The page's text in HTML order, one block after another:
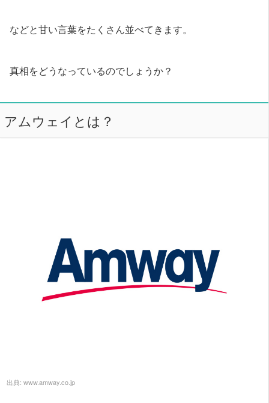
などと甘い言葉をたくさん並べてきます。
真相をどうなっているのでしょうか？
アムウェイとは？
出典: www.amway.co.jp